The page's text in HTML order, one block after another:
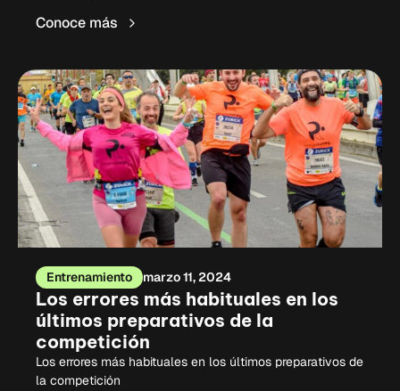
Conoce más
Entrenamiento marzo 11, 2024
Los errores más habituales en los
últimos preparativos de la
competición
Los errores más habituales en los últimos preparativos de
la competición